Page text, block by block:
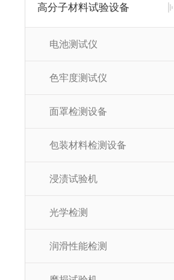
高分子材料试验设备
电池测试仪
色牢度测试仪
面罩检测设备
包装材料检测设备
浸渍试验机
光学检测
润滑性能检测